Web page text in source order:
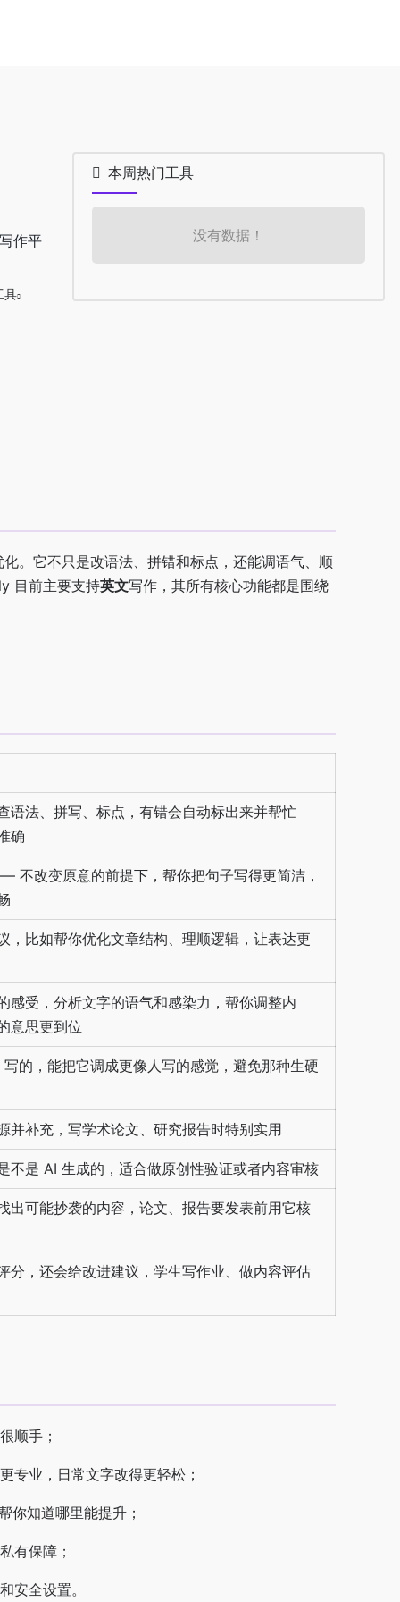
作平
具
本周热门工具
没有数据！
。它不只是改语法、拼错和标点，还能调语气、顺
目前主要支持英文写作，其所有核心功能都是围绕
语法、拼写、标点，有错会自动标出来并帮忙
确
不改变原意的前提下，帮你把句子写得更简洁，
，比如帮你优化文章结构、理顺逻辑，让表达更
感受，分析文字的语气和感染力，帮你调整内
意思更到位
的，能把它调成更像人写的感觉，避免那种生硬
并补充，写学术论文、研究报告时特别实用
不是 AI 生成的，适合做原创性验证或者内容审核
出可能抄袭的内容，论文、报告要发表前用它核
分，还会给改进建议，学生写作业、做内容评估
顺手；
专业，日常文字改得更轻松；
你知道哪里能提升；
有保障；
安全设置。